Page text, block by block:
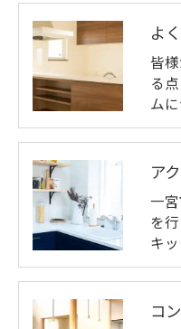
よ
皆
る
ム
ア
一
を
キ
コ